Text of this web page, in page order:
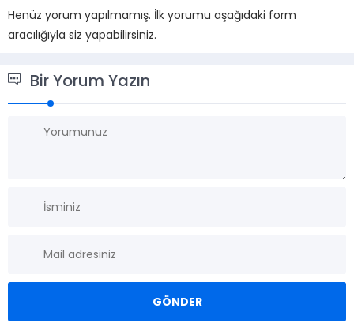
Henüz yorum yapılmamış. İlk yorumu aşağıdaki form
aracılığıyla siz yapabilirsiniz.
Bir Yorum Yazın